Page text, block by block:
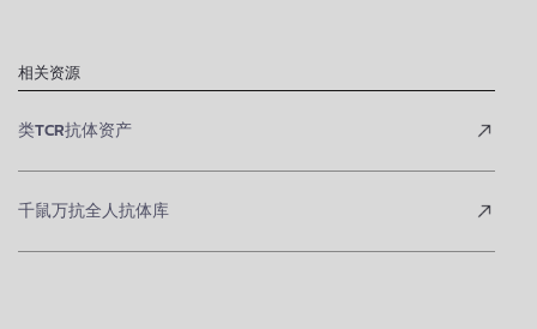
相关资源
类TCR抗体资产
千鼠万抗全人抗体库